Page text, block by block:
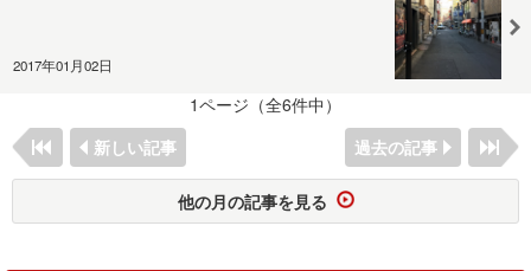
2017年01月02日
1ページ（全6件中）
新しい記事
過去の記事
他の月の記事を見る